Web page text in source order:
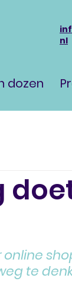
nl
dozen
te